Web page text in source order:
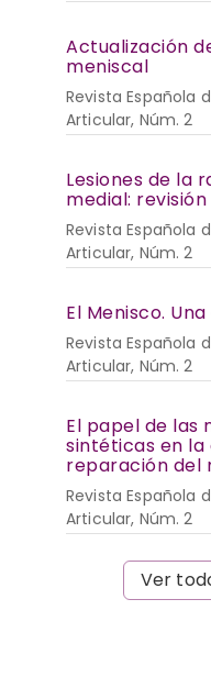
Actualización
meniscal
Revista Española
Articular, Núm. 2
Lesiones de la
medial:
Revista Española
Articular, Núm. 2
El Menisco.
Revista Española
Articular, Núm. 2
El papel de las
sintéticas en
reparación del
Revista Española
Articular, Núm. 2
Ver